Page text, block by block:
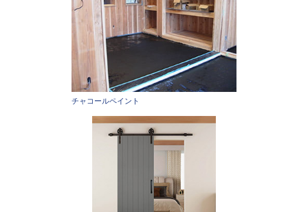
チャコールペイント